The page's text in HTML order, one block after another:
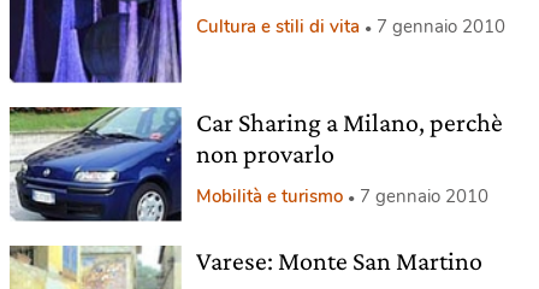
Cultura e stili di vita 7 gennaio 2010
Car Sharing a Milano, perchè
non provarlo
Mobilità e turismo 7 gennaio 2010
Varese: Monte San Martino